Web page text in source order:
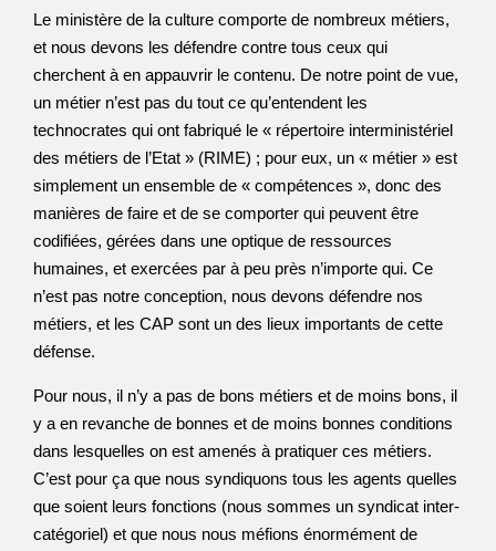
Le ministère de la culture comporte de nombreux métiers,
et nous devons les défendre contre tous ceux qui
cherchent à en appauvrir le contenu. De notre point de vue,
un métier n’est pas du tout ce qu’entendent les
technocrates qui ont fabriqué le « répertoire interministériel
des métiers de l’Etat » (RIME) ; pour eux, un « métier » est
simplement un ensemble de « compétences », donc des
manières de faire et de se comporter qui peuvent être
codifiées, gérées dans une optique de ressources
humaines, et exercées par à peu près n’importe qui. Ce
n’est pas notre conception, nous devons défendre nos
métiers, et les CAP sont un des lieux importants de cette
défense.
Pour nous, il n’y a pas de bons métiers et de moins bons, il
y a en revanche de bonnes et de moins bonnes conditions
dans lesquelles on est amenés à pratiquer ces métiers.
C’est pour ça que nous syndiquons tous les agents quelles
que soient leurs fonctions (nous sommes un syndicat inter-
catégoriel) et que nous nous méfions énormément de